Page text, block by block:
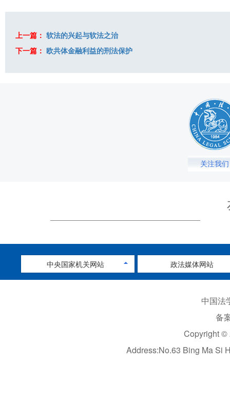
上一篇： 软法的兴起与软法之治
下一篇： 欧共体金融利益的刑法保护
关注我们
中央国家机关网站 政法媒体网站
中国法
备
Copyright ©
Address:No.63 Bing Ma Si